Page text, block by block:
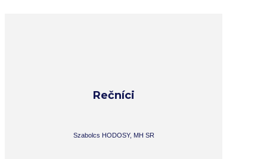
Rečníci
Szabolcs HODOSY, MH SR